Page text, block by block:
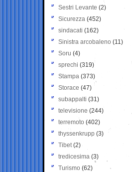
Sestri Levante (2)
Sicurezza (452)
sindacati (162)
Sinistra arcobaleno (11)
Soru (4)
sprechi (319)
Stampa (373)
Storace (47)
subappalti (31)
televisione(244)
terremoto (402)
thyssenkrupp (3)
Tibet(2)
tredicesima (3)
Turismo (62)